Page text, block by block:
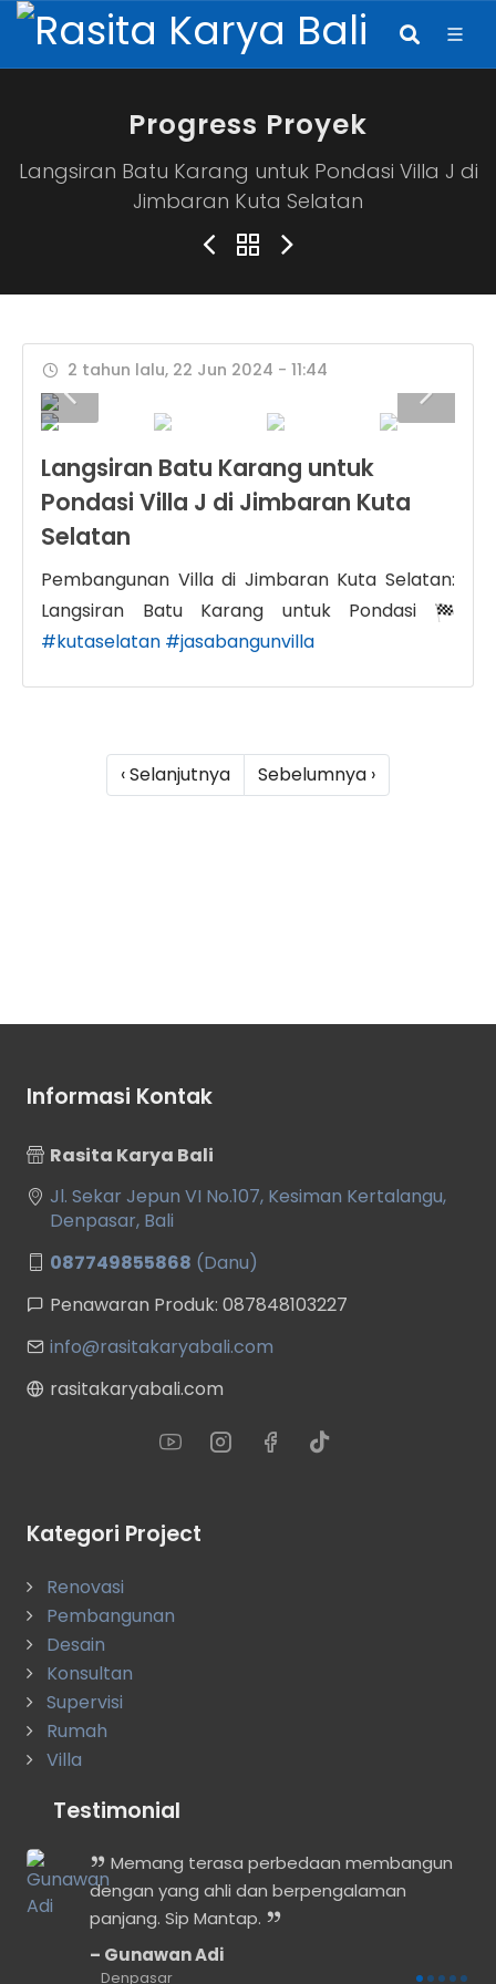
Progress Proyek
Langsiran Batu Karang untuk Pondasi Villa J di
Jimbaran Kuta Selatan
2 tahun lalu, 22 Jun 2024 - 11:44
Langsiran Batu Karang untuk
Pondasi Villa J di Jimbaran Kuta
Selatan
Pembangunan Villa di Jimbaran Kuta Selatan:
Langsiran Batu Karang untuk Pondasi
#kutaselatan #jasabangunvilla
‹ Selanjutnya Sebelumnya ›
Informasi Kontak
Rasita Karya Bali
Jl. Sekar Jepun VI No.107, Kesiman Kertalangu,
Denpasar, Bali
087749855868 (Danu)
Penawaran Produk: 087848103227
info@rasitakaryabali.com
rasitakaryabali.com
Kategori Project
Renovasi
Pembangunan
Desain
Konsultan
Supervisi
Rumah
Villa
Testimonial
Memang terasa perbedaan membangun
dengan yang ahli dan berpengalaman
panjang. Sip Mantap.
Gunawan Adi
Denpasar